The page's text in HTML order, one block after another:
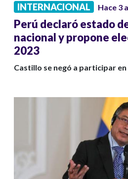
INTERNACIONAL Hace 3
Perú declaró estado
nacional y propone
2023
Castillo se negó a participar